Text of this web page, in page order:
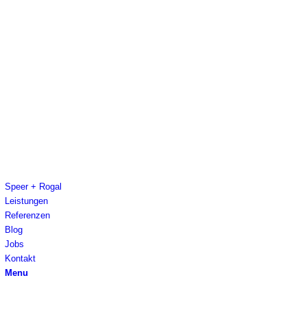
Speer + Rogal
Leistungen
Referenzen
Blog
Jobs
Kontakt
Menu